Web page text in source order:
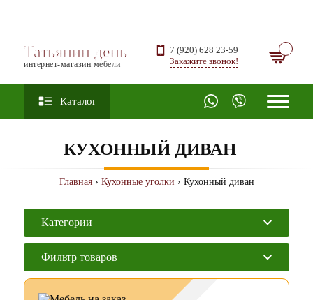
Татьянин день
интернет-магазин мебели
7 (920) 628 23-59
Закажите звонок!
Каталог
КУХОННЫЙ ДИВАН
Главная› Кухонные уголки › Кухонный диван
Категории
Фильтр товаров